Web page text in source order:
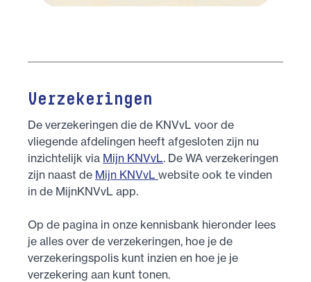
Verzekeringen
De verzekeringen die de KNVvL voor de
vliegende afdelingen heeft afgesloten zijn nu
inzichtelijk via Mijn KNVvL. De WA verzekeringen
zijn naast de Mijn KNVvL website ook te vinden
in de MijnKNVvL app.
Op de pagina in onze kennisbank hieronder lees
je alles over de verzekeringen, hoe je de
verzekeringspolis kunt inzien en hoe je je
verzekering aan kunt tonen.